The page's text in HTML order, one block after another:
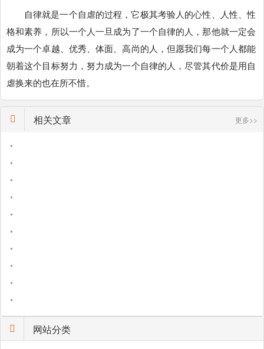
自律就是一个自虐的过程，它极其考验人的心性、人性、性
格和素养，所以一个人一旦成为了一个自律的人，那他就一定会
成为一个卓越、优秀、体面、高尚的人，但愿我们每一个人都能
朝着这个目标努力，努力成为一个自律的人，尽管其代价是用自
虐换来的也在所不惜。
相关文章 更多>>
•
•
•
•
•
•
•
•
•
•
网站分类